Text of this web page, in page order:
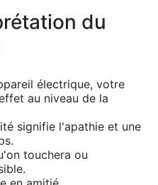
du
électrique, votre
au niveau de la
signifie l'apathie et une
touchera ou